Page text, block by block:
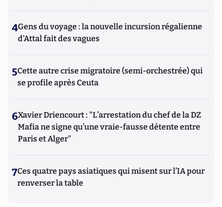
4Gens du voyage : la nouvelle incursion régalienne
d'Attal fait des vagues
5Cette autre crise migratoire (semi-orchestrée) qui
se profile après Ceuta
6Xavier Driencourt : "L’arrestation du chef de la DZ
Mafia ne signe qu’une vraie-fausse détente entre
Paris et Alger"
7Ces quatre pays asiatiques qui misent sur l’IA pour
renverser la table